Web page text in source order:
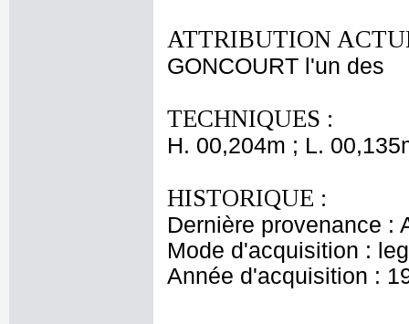
ATTRIBUTION
GONCOURT l'un des
TECHNIQUES :
H. 00,204m ; L.
HISTORIQUE :
Dernière provenance :
Mode d'acquisition :
Année d'acquisition :